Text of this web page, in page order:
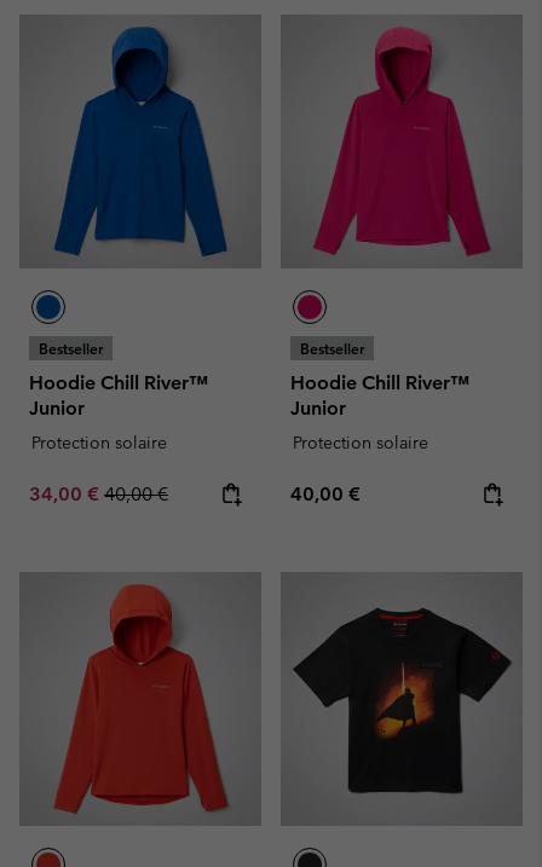
Bestseller
Hoodie Chill River™
Junior
Protection solaire
Sale price:
34,00 € Regular price:
40,00 €
Bestseller
Hoodie Chill River™
Junior
Protection solaire
Regular price:
40,00 €